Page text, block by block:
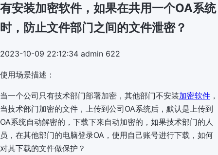
有安装加密软件，如果在共用一个OA系统
时，防止文件部门之间的文件泄密？
2023-10-09 22:12:34 admin 622
使用场景描述：
当一个公司只有技术部门部署加密，其他部门不安装加密软件 ，
当技术部门加密的文件，上传到公司OA系统后，默认是上传到
OA系统自动解密的，下载下来自动加密的，如果技术部门的人
员，在其他部门的电脑登录OA，使用自己账号进行下载，如何
对其下载的文件做保护？